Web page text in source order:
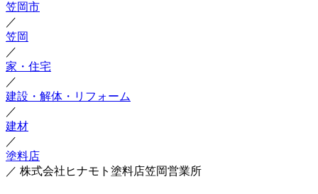
笠岡市
／
笠岡
／
家・住宅
／
建設・解体・リフォーム
／
建材
／
塗料店
／ 株式会社ヒナモト塗料店笠岡営業所